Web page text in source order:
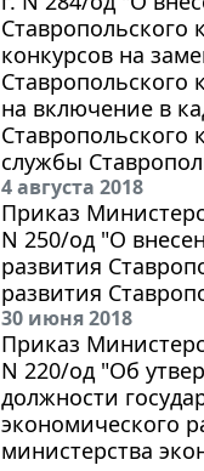
Ставропольского
конкурсов на
Ставропольского
на включение в
Ставропольского
службы
4 августа 2018
Приказ
N 250/од "О
развития
развития
30 июня 2018
Приказ
N 220/од "Об
должности
экономического
министерства